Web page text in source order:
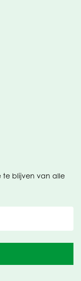
te blijven van alle